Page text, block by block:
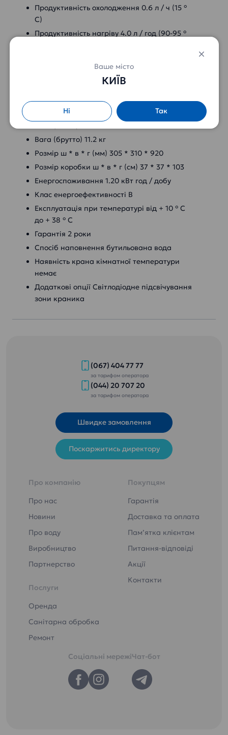
Продуктивність охолодження 0.6 л / ч (15 °
C)
Продуктивність нагріву 4.0 л / год (90-95 °
Потужність охолодження 75 Вт
Сховище для одноразових стаканчиків
купується окремо
Вага (брутто) 11.2 кг
Розмір ш * в * г (мм) 305 * 310 * 920
Розмір коробки ш * в * г (см) 37 * 37 * 103
Енергоспоживання 1.20 кВт год / добу
Клас енергоефективності В
Експлуатація при температурі від + 10 ° C
до + 38 ° C
Гарантія 2 роки
Спосіб наповнення бутильована вода
Наявність крана кімнатної температури
немає
Додаткові опції Світлодіодне підсвічування
зони краника
(067) 404 77 77
за тарифом оператора
(044) 20 707 20
за тарифом оператора
Швидке замовлення
Поскаржитись директору
Про компанію
Про нас
Новини
Про воду
Виробництво
Партнерство
Послуги
Оренда
Санітарна обробка
Ремонт
Покупцям
Гарантія
Доставка та оплата
Пам’ятка клієнтам
Питання-відповіді
Акції
Контакти
Соціальні мережіЧат-бот
Ваше місто
КИЇВ
Ні Так